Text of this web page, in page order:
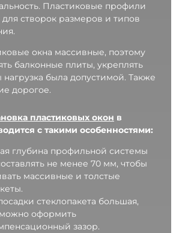
Пластиковые профили
для створок размеров и типов
окна массивные, поэтому
балконные плиты, укреплять
нагрузка была допустимой. Также
дорогое.
пластиковых окон в
с такими особенностями:
глубина профильной системы
не менее 70 мм, чтобы
массивные и толстые
стеклопакета большая,
оформить
зазор.